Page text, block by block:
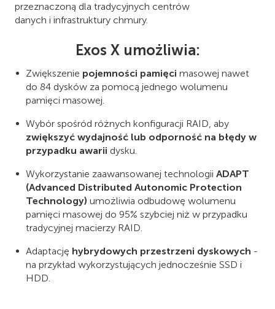
przeznaczoną dla tradycyjnych centrów
danych i infrastruktury chmury.
Exos X umożliwia:
Zwiększenie pojemności pamięci masowej nawet
do 84 dysków za pomocą jednego wolumenu
pamięci masowej.
Wybór spośród różnych konfiguracji RAID, aby
zwiększyć wydajność lub odporność na błędy w
przypadku awarii dysku.
Wykorzystanie zaawansowanej technologii ADAPT
(Advanced Distributed Autonomic Protection
Technology) umożliwia odbudowę wolumenu
pamięci masowej do 95% szybciej niż w przypadku
tradycyjnej macierzy RAID.
Adaptację hybrydowych przestrzeni dyskowych -
na przykład wykorzystujących jednocześnie SSD i
HDD.